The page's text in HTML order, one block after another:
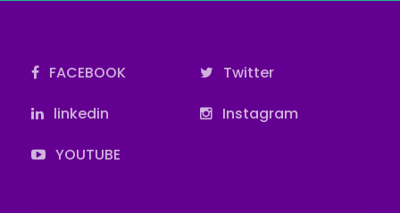
FACEBOOK
Twitter
linkedin
Instagram
YOUTUBE